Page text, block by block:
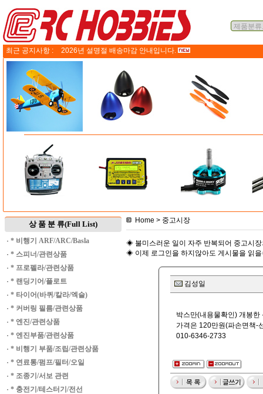
최근 공지사항 : 2026년 설명절 배송마감 안내입니다.
상 품 분 류(Full List)
· * 비행기 ARF/ARC/Basla
· * 스피너/관련상품
· * 프로펠라/관련상품
· * 랜딩기어/플로트
· * 타이어(바퀴/칼라/엑슬)
· * 커버링 필름/관련상품
· * 엔진/관련상품
· * 엔진부품/관련상품
· * 비행기 부품/조립/관련상품
· * 연료통/펌프/필터/오일
· * 조종기/서보 관련
· * 충전기/테스터기/전선
Home > 중고시장
◈ 불미스러운 일이 자주 반복되어 중고시
◈ 이제 로그인을 하지않아도 게시물을 읽
김성일
박스만(내용물확인) 개봉한
가격은 120만원(파손면책-
010-6346-2733